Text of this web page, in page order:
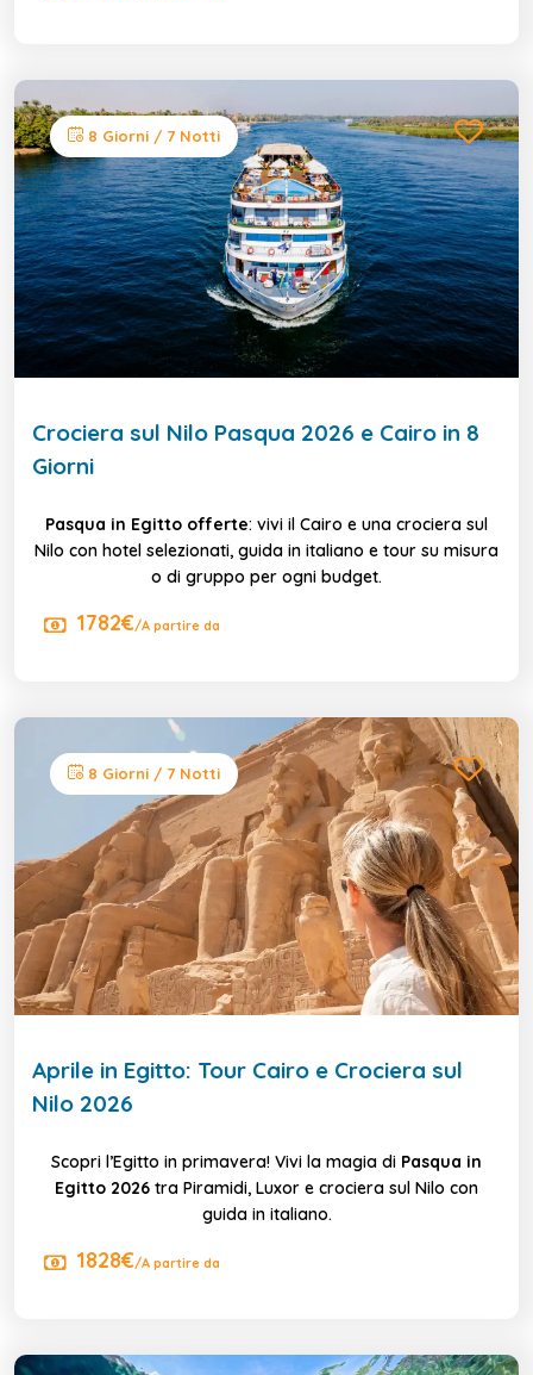
8 Giorni / 7 Notti
Crociera sul Nilo Pasqua 2026 e Cairo in 8
Giorni
Pasqua in Egitto offerte: vivi il Cairo e una crociera sul
Nilo con hotel selezionati, guida in italiano e tour su misura
o di gruppo per ogni budget.
1782€/A partire da
8 Giorni / 7 Notti
Aprile in Egitto: Tour Cairo e Crociera sul
Nilo 2026
Scopri l’Egitto in primavera! Vivi la magia di Pasqua in
Egitto 2026 tra Piramidi, Luxor e crociera sul Nilo con
guida in italiano.
1828€/A partire da